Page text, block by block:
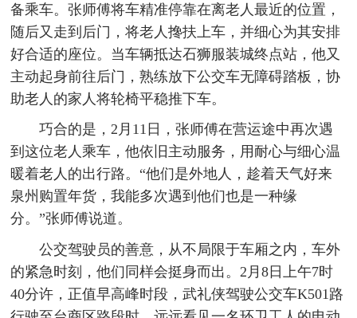
备乘车。张师傅将车精准停靠在离老人最近的位置，
随后又走到后门，将老人搀扶上车，并细心为其安排
好合适的座位。当车辆抵达石狮服装城终点站，他又
主动起身前往后门，熟练放下公交车无障碍踏板，协
助老人的家人将轮椅平稳推下车。
巧合的是，2月11日，张师傅在营运途中再次遇
到这位老人乘车，他依旧主动服务，用耐心与细心温
暖着老人的出行路。“他们是外地人，趁着天气好来
泉州购置年货，我能多次遇到他们也是一种缘
分。”张师傅说道。
公交驾驶员的善意，从不局限于车厢之内，车外
的紧急时刻，他们同样会挺身而出。2月8日上午7时
40分许，正值早高峰时段，武礼侠驾驶公交车K501路